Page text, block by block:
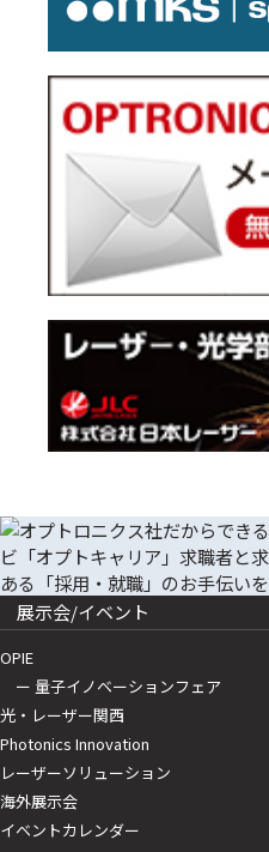
展示会/イベント
OPIE
ー 量子イノベーションフェア
光・レーザー関西
Photonics Innovation
レーザーソリューション
海外展示会
イベントカレンダー